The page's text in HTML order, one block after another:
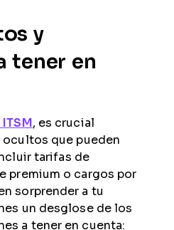
y
tener en
, es crucial
que pueden
tarifas de
premium o cargos por
sorprender a tu
un desglose de los
a tener en cuenta: